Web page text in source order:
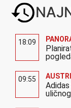
18:09
09:55